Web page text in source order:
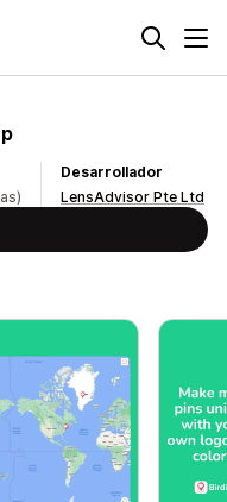
Desarrollador
LensAdvisor Pte Ltd